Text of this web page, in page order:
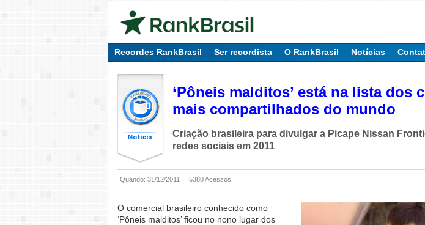
Recordes RankBrasil Ser recordista O RankBrasil Notícias
‘Pôneis malditos’ está na lista dos
mais compartilhados do mundo
Criação brasileira para divulgar a Picape Nissan
redes sociais em 2011
Quando: 31/12/2011 5380 Acessos
O comercial brasileiro conhecido como
‘Pôneis malditos’ ficou no nono lugar dos